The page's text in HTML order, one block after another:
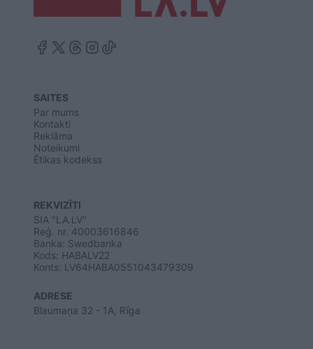
SAITES
Par mums
Kontakti
Reklāma
Noteikumi
Ētikas kodekss
REKVIZĪTI
SIA "LA.LV"
Reģ. nr. 40003616846
Banka: Swedbanka
Kods: HABALV22
Konts: LV64HABA0551043479309
ADRESE
Blaumaņa 32 - 1A, Rīga